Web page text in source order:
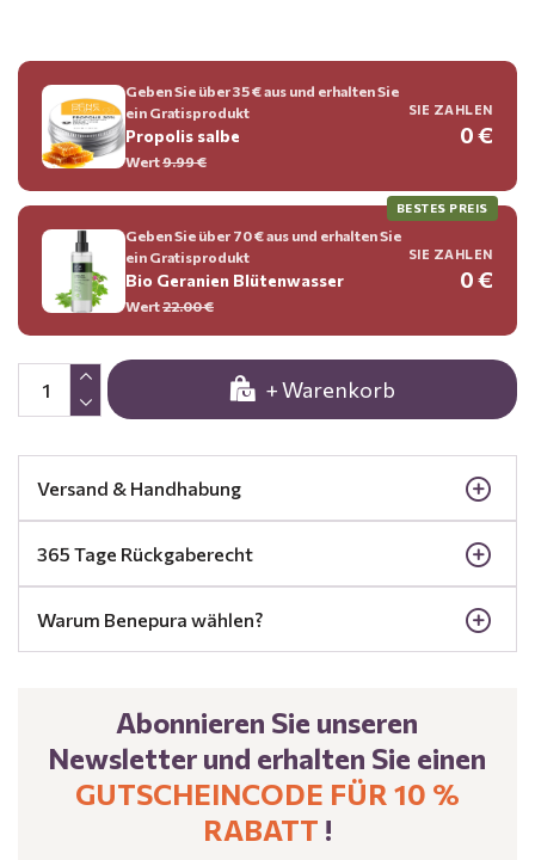
+ Warenkorb
Geben Sie über 35 € aus und erhalten Sie
ein Gratisprodukt
Propolis salbe
Wert9.99 €
SIE ZAHLEN
0 €
BESTES PREIS
Geben Sie über 70 € aus und erhalten Sie
ein Gratisprodukt
Bio Geranien Blütenwasser
Wert22.00 €
SIE ZAHLEN
0 €
Versand & Handhabung
365 Tage Rückgaberecht
Warum Benepura wählen?
Abonnieren Sie unseren
Newsletter und erhalten Sie einen
GUTSCHEINCODE FÜR 10 %
RABATT !